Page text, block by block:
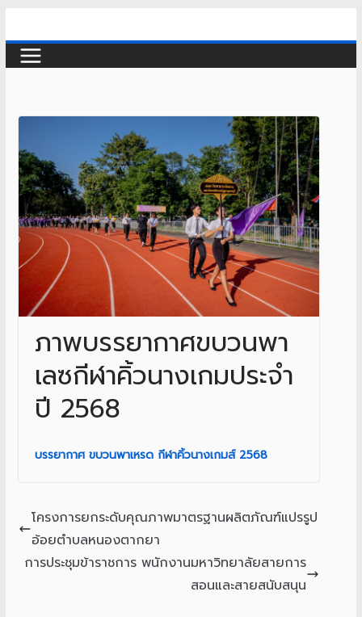
to
content
ภาพบรรยากาศขบวนพา
เลซกีฬาคิ้วนางเกมประจำ
ปี 2568
บรรยากาศ ขบวนพาเหรด กีฬาคิ้วนางเกมส์ 2568
โครงการยกระดับคุณภาพมาตรฐานผลิตภัณฑ์แปรรูป
อ้อยตำบลหนองตากยา
การประชุมข้าราชการ พนักงานมหาวิทยาลัยสายการ
สอนและสายสนับสนุน